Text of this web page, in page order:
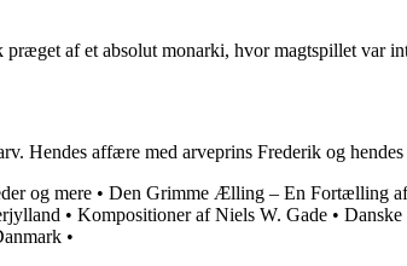
af et absolut monarki, hvor magtspillet var
Hendes affære med arveprins Frederik og
og mere • Den Grimme Ælling – En Fortælling
• Kompositioner af Niels W. Gade • Danske
•